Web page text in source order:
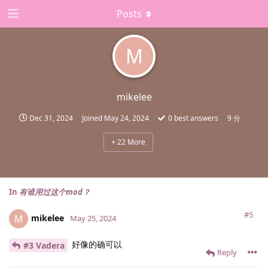
M
mikelee
Dec 31, 2024 Joined May 24, 2024 0best answers 9 分
+22More
Posts
In 有谁用过这个mod？
M mikelee #5
May 25, 2024
#3 Vadera 好像的确可以
Reply